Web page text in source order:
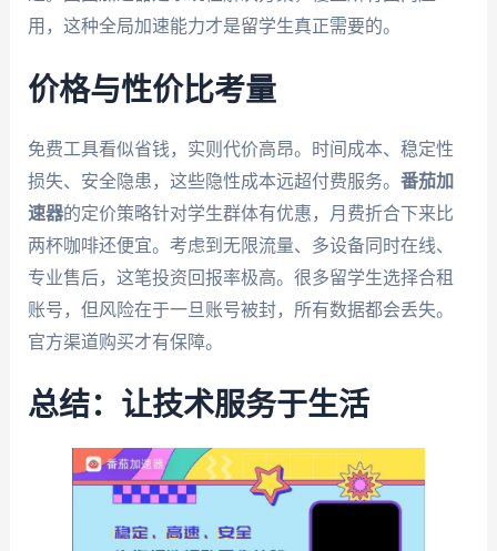
用，这种全局加速能力才是留学生真正需要的。
价格与性价比考量
免费工具看似省钱，实则代价高昂。时间成本、稳定性
损失、安全隐患，这些隐性成本远超付费服务。 番茄加
速器的定价策略针对学生群体有优惠，月费折合下来比
两杯咖啡还便宜。考虑到无限流量、多设备同时在线、
专业售后，这笔投资回报率极高。很多留学生选择合租
账号，但风险在于一旦账号被封，所有数据都会丢失。
官方渠道购买才有保障。
总结：让技术服务于生活